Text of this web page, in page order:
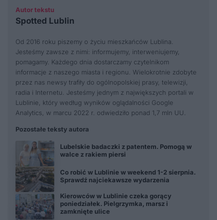
Autor tekstu
Spotted Lublin
Od 2016 roku piszemy o życiu mieszkańców Lublina.
Jesteśmy zawsze z nimi: informujemy, interweniujemy,
pomagamy. Każdego dnia dostarczamy czytelnikom
informacje z naszego miasta i regionu. Wielokrotnie zdobyte
przez nas newsy trafiły do ogólnopolskiej prasy, telewizji,
radia i Internetu. Jesteśmy jednym z największych portali w
Lublinie, który według wyników oglądalności Google
Analytics, w marcu 2022 r. odwiedziło ponad 1,7 mln UU.
Pozostałe teksty autora
Lubelskie badaczki z patentem. Pomogą w
walce z rakiem piersi
Co robić w Lublinie w weekend 1-2 sierpnia.
Sprawdź najciekawsze wydarzenia
Kierowców w Lublinie czeka gorący
poniedziałek. Pielgrzymka, marsz i
zamknięte ulice